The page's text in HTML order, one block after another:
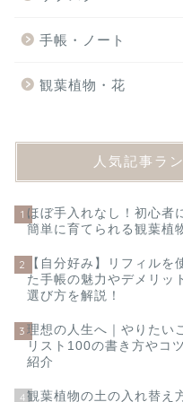
手帳・ノート
観葉植物・花
人気記事ラ
1 ほぼ手入れなし！初心者
簡単に育てられる観葉植
2
【自分好み】リフィルを
た手帳の魅力やデメリッ
選び方を解説！
3理想の人生へ｜やりたい
リスト100の書き方やコ
紹介
4観葉植物の土の入れ替え